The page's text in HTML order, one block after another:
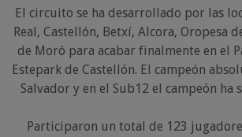
El circuito se ha desarrollado por las
Real, Castellón, Betxí, Alcora, Oropesa
de Moró para acabar finalmente en el
Estepark de Castellón. El campeón
Salvador y en el Sub12 el campeón ha
Participaron un total de 123